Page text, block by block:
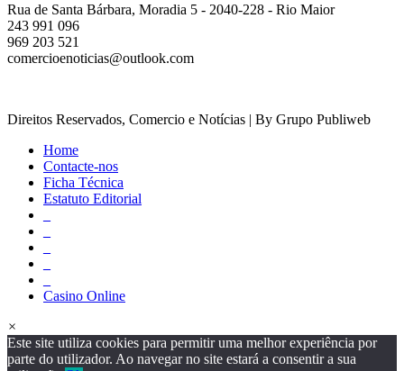
Rua de Santa Bárbara, Moradia 5 - 2040-228 - Rio Maior
243 991 096
969 203 521
comercioenoticias@outlook.com
Direitos Reservados, Comercio e Notícias | By Grupo Publiweb
Home
Contacte-nos
Ficha Técnica
Estatuto Editorial
Casino Online
×
Este site utiliza cookies para permitir uma melhor experiência por
parte do utilizador. Ao navegar no site estará a consentir a sua